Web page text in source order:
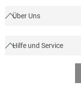
Über Uns
Hilfe und Service